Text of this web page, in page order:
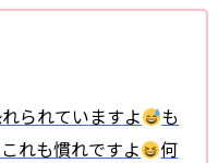
られていますよ
も
れも慣れですよ
何